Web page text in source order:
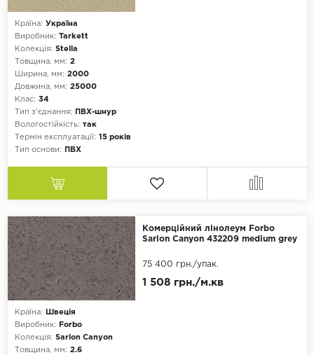
Країна: Україна
Виробник: Tarkett
Колекція: Stella
Товщина, мм: 2
Ширина, мм: 2000
Довжина, мм: 25000
Клас: 34
Тип з'єднання:
ПВХ-шнур
Вологостійкість: так
Термін експлуатації: 15 років
Тип основи:
ПВХ
Комерційний лінолеум Forbo
Sarlon Canyon 432209 medium grey
Країна:
Швеція
Виробник:
Forbo
Колекція: Sarlon Canyon
Товщина, мм: 2.6
1 508 грн./м.кв
75 400 грн./упак.